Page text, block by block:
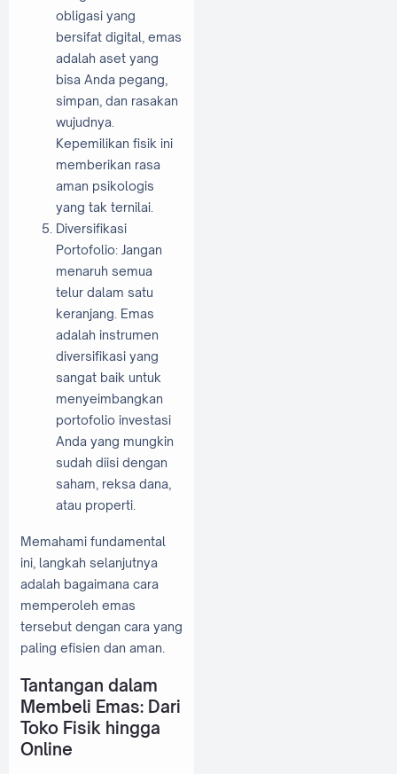
obligasi yang
bersifat digital, emas
adalah aset yang
bisa Anda pegang,
simpan, dan rasakan
wujudnya.
Kepemilikan fisik ini
memberikan rasa
aman psikologis
yang tak ternilai.
Diversifikasi
Portofolio: Jangan
menaruh semua
telur dalam satu
keranjang. Emas
adalah instrumen
diversifikasi yang
sangat baik untuk
menyeimbangkan
portofolio investasi
Anda yang mungkin
sudah diisi dengan
saham, reksa dana,
atau properti.
Memahami fundamental
ini, langkah selanjutnya
adalah bagaimana cara
memperoleh emas
tersebut dengan cara yang
paling efisien dan aman.
Tantangan dalam
Membeli Emas: Dari
Toko Fisik hingga
Online